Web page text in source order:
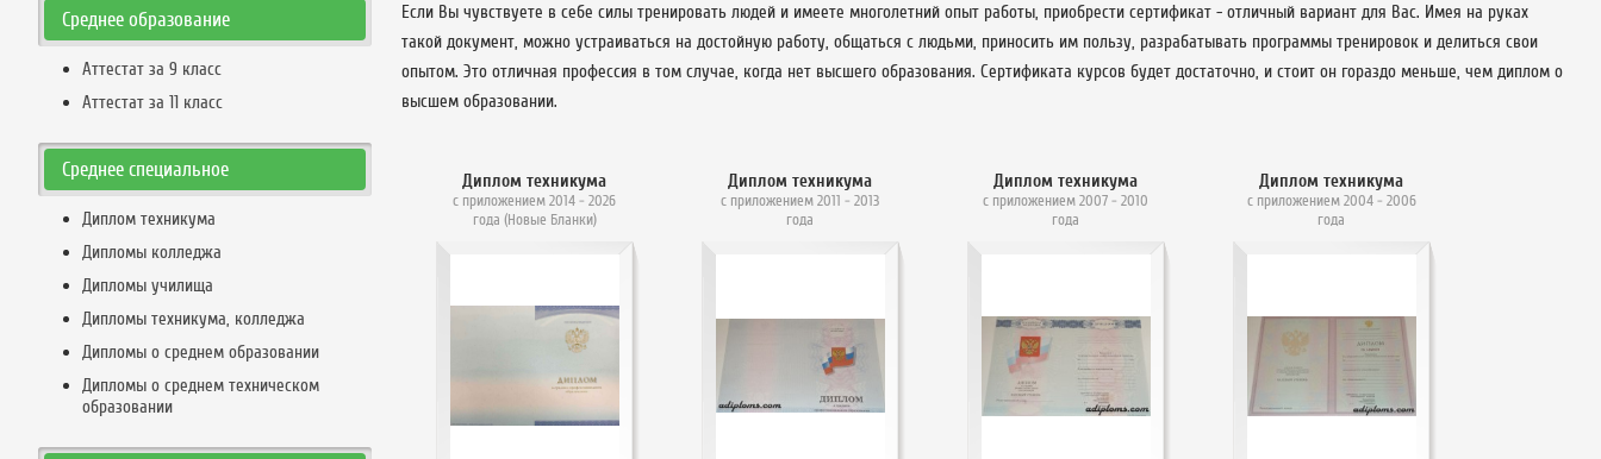
Если Вы чувствуете в себе силы тренировать людей и имеете многолетний опыт работы, приобрести сертификат - отличный вариант для Вас. Имея на руках
такой документ, можно устраиваться на достойную работу, общаться с людьми, приносить им пользу, разрабатывать программы тренировок и делиться свои
опытом. Это отличная профессия в том случае, когда нет высшего образования. Сертификата курсов будет достаточно, и стоит он гораздо меньше, чем диплом о
высшем образовании.
Диплом техникума
с приложением 2014 - 2026
года (Новые Бланки)
Диплом техникума
с приложением 2011 - 2013
года
Диплом техникума
с приложением 2007 - 2010
года
Диплом техникума
с приложением 2004 - 2006
года
Среднее образование
Аттестат за 9 класс
Аттестат за 11 класс
Среднее специальное
Диплом техникума
Дипломы колледжа
Дипломы училища
Дипломы техникума, колледжа
Дипломы о среднем образовании
Дипломы о среднем техническом
образовании